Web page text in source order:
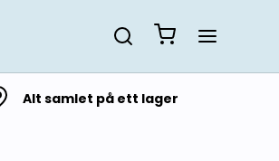
Alt samlet på ett lager